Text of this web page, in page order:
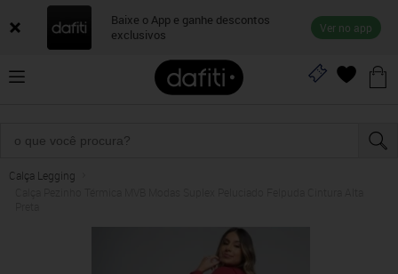
Baixe o App e ganhe descontos
exclusivos
Ver no app
Calça Legging